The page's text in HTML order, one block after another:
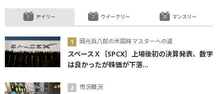
デイリー
岡元兵八郎の米国株マスターへの道
スペースＸ［SPCX］上場後初の決算発表、数字
は良かったが株価が下落...
市況概況
ウイークリー マンスリー